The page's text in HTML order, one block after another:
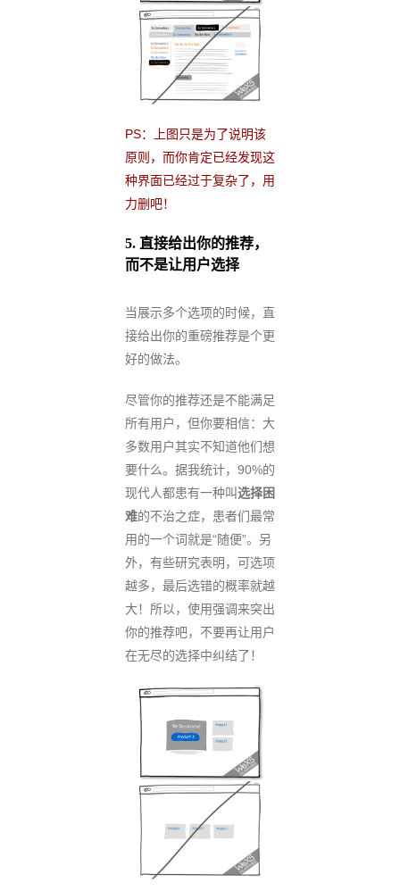
PS：上图只是为了说明该
原则，而你肯定已经发现这
种界面已经过于复杂了，用
力删吧！
5. 直接给出你的推荐，
而不是让用户选择
当展示多个选项的时候，直
接给出你的重磅推荐是个更
好的做法。
尽管你的推荐还是不能满足
所有用户，但你要相信：大
多数用户其实不知道他们想
要什么。据我统计，90%的
现代人都患有一种叫选择困
难的不治之症，患者们最常
用的一个词就是“随便”。另
外，有些研究表明，可选项
越多，最后选错的概率就越
大！所以，使用强调来突出
你的推荐吧，不要再让用户
在无尽的选择中纠结了！